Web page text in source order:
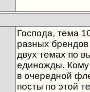
Господа, тема
разных
двух темах по
единожды. Кому
в очередной
посты по этой